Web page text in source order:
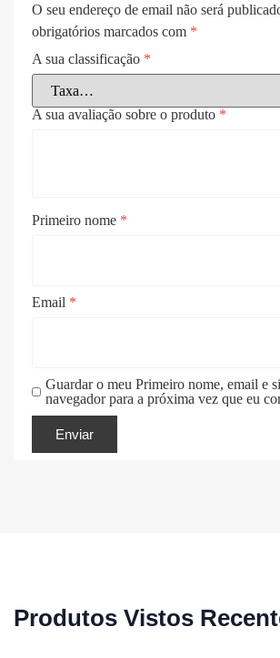
O seu endereço de email não será
obrigatórios marcados com *
A sua classificação *
A sua avaliação sobre o produto *
Primeiro nome *
Email *
Guardar o meu Primeiro nome, email e
navegador para a próxima vez que eu
Produtos Vistos